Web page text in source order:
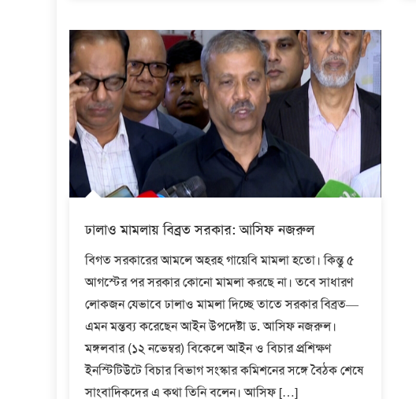
ঢালাও মামলায় বিব্রত সরকার: আসিফ নজরুল
বিগত সরকারের আমলে অহরহ গায়েবি মামলা হতো। কিন্তু ৫
আগস্টের পর সরকার কোনো মামলা করছে না। তবে সাধারণ
লোকজন যেভাবে ঢালাও মামলা দিচ্ছে তাতে সরকার বিব্রত—
এমন মন্তব্য করেছেন আইন উপদেষ্টা ড. আসিফ নজরুল।
মঙ্গলবার (১২ নভেম্বর) বিকেলে আইন ও বিচার প্রশিক্ষণ
ইনস্টিটিউটে বিচার বিভাগ সংস্কার কমিশনের সঙ্গে বৈঠক শেষে
সাংবাদিকদের এ কথা তিনি বলেন। আসিফ […]